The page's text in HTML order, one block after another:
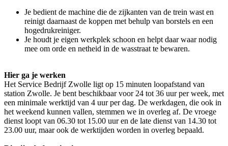
Je bedient de machine die de zijkanten van de trein wast en
reinigt daarnaast de koppen met behulp van borstels en een
hogedrukreiniger.
Je houdt je eigen werkplek schoon en helpt daar waar nodig
mee om orde en netheid in de wasstraat te bewaren.
Hier ga je werken
Het Service Bedrijf Zwolle ligt op 15 minuten loopafstand van
station Zwolle. Je bent beschikbaar voor 24 tot 36 uur per week, met
een minimale werktijd van 4 uur per dag. De werkdagen, die ook in
het weekend kunnen vallen, stemmen we in overleg af. De vroege
dienst loopt van 06.30 tot 15.00 uur en de late dienst van 14.30 tot
23.00 uur, maar ook de werktijden worden in overleg bepaald.